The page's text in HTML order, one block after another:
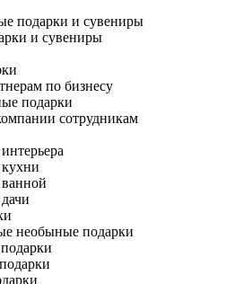
подарки и сувениры
и сувениры
по бизнесу
подарки
сотрудникам
необыные подарки